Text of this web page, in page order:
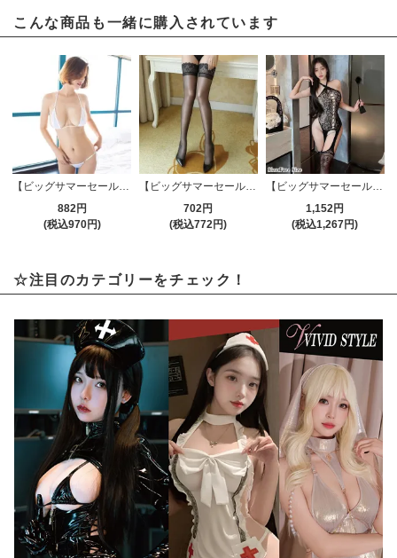
こんな商品も一緒に購入されています
882円
(税込970円)
【ビッグサマーセール対象品】ストッキング(STOCKING) 184bk
702円
(税込772円)
【ビッグサマーセール対象品】ストッキング(STOCKING) 994
1,152円
(税込1,267円)
☆注目のカテゴリーをチェック！